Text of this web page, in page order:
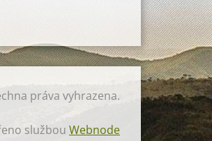
práva vyhrazena.
službou Webnode